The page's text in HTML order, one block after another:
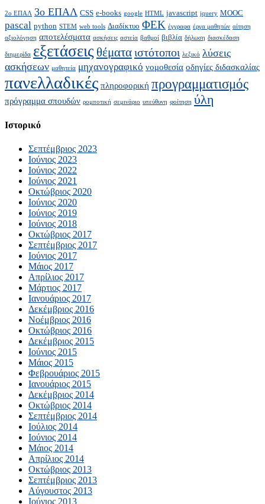
2ο ΕΠΑΛ 3ο ΕΠΑΛ CSS e-books google HTML javascript jquery MOOC
pascal python STEM web tools Διαδίκτυο ΦΕΚ έγγραφα έργα μαθητών αίτηση
αξιολόγηση αποτελέσματα ασκήσεις αστεία βαθμοί βιβλία δήλωση διασκέδαση
διημερίδα εξετάσεις θέματαιστότοποι λεξικό λύσεις
ασκήσεων μαθητεία μηχανογραφικό νομοθεσία οδηγίες διδασκαλίας
πανελλαδικές πληροφορική προγραμματισμός
πρόγραμμα σπουδών ρομποτική σεμινάριο υπεύθυνη φοίτηση ύλη
Ιστορικό
Σεπτέμβριος 2023
Ιούνιος 2023
Ιούνιος 2022
Ιούνιος 2021
Οκτώβριος 2020
Ιούνιος 2020
Ιούνιος 2019
Ιούνιος 2018
Οκτώβριος 2017
Σεπτέμβριος 2017
Ιούνιος 2017
Μάιος 2017
Απρίλιος 2017
Μάρτιος 2017
Ιανουάριος 2017
Δεκέμβριος 2016
Νοέμβριος 2016
Οκτώβριος 2016
Δεκέμβριος 2015
Ιούνιος 2015
Μάιος 2015
Φεβρουάριος 2015
Ιανουάριος 2015
Δεκέμβριος 2014
Οκτώβριος 2014
Σεπτέμβριος 2014
Ιούλιος 2014
Ιούνιος 2014
Μάιος 2014
Απρίλιος 2014
Οκτώβριος 2013
Σεπτέμβριος 2013
Αύγουστος 2013
Ιούνιος 2013